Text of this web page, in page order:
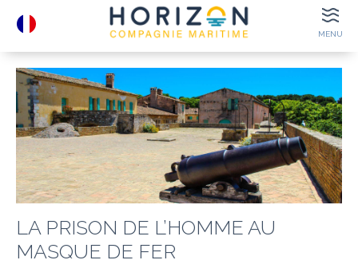
MENU
HORAIRES
E-TICKETS
BILLETTERIE
LIEUX
À VOIR
COORDONNÉES
LA PRISON DE L’HOMME AU
MASQUE DE FER